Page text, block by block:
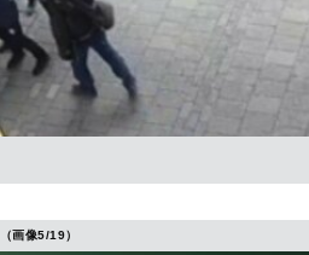
（画像5/19）